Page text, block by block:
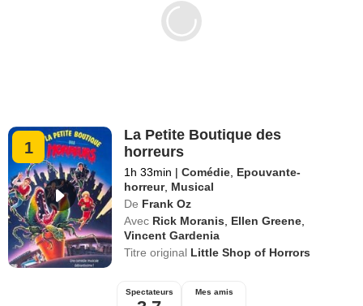
1
La Petite Boutique des
horreurs
1h 33min | Comédie Epouvante-
horreur, Musical
De Frank Oz
Avec Rick Moranis Ellen Greene
Vincent Gardenia
Titre original Little Shop of Horrors
Spectateurs Mes amis